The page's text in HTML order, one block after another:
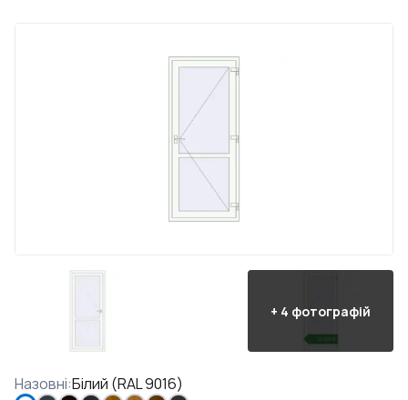
+ 4 фотографій
Назовні:Білий (RAL 9016)